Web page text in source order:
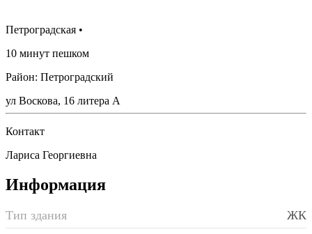
Петроградская •
10 минут пешком
Район: Петроградский
ул Воскова, 16 литера А
Контакт
Лариса Георгиевна
Информация
Тип здания
ЖК